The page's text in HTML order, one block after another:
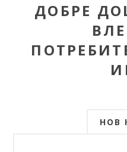
ДОБРЕ
НОВ